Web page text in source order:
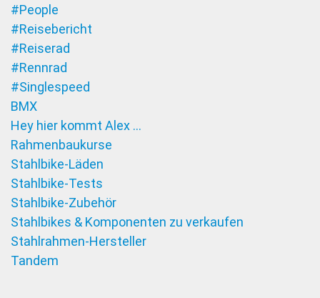
#People
#Reisebericht
#Reiserad
#Rennrad
#Singlespeed
BMX
Hey hier kommt Alex …
Rahmenbaukurse
Stahlbike-Läden
Stahlbike-Tests
Stahlbike-Zubehör
Stahlbikes & Komponenten zu verkaufen
Stahlrahmen-Hersteller
Tandem